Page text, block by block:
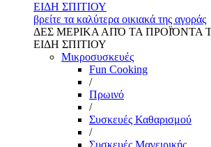
ΕΙΔΗ ΣΠΙΤΙΟΥ
βρείτε τα καλύτερα οικιακά της αγοράς
ΔΕΣ ΜΕΡΙΚΑ ΑΠΌ ΤΑ ΠΡΟΪΌΝΤΑ
ΕΙΔΗ ΣΠΙΤΙΟΥ
Μικροσυσκευές
Fun Cooking
/
Πρωινό
/
Συσκευές Καθαρισμού
/
Συσκευές Μαγειρικής